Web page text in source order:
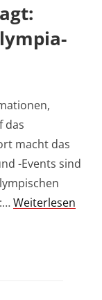
das
macht das
-Events sind
Weiterlesen